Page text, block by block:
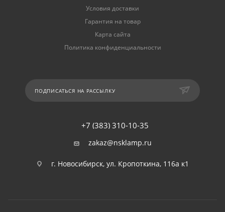
Условия доставки
Гарантия на товар
Карта сайта
Политика конфиденциальности
ПОДПИСАТЬСЯ НА РАССЫЛКУ
+7 (383) 310-10-35
zakaz@nsklamp.ru
г. Новосибирск, ул. Кропоткина, 116а к1